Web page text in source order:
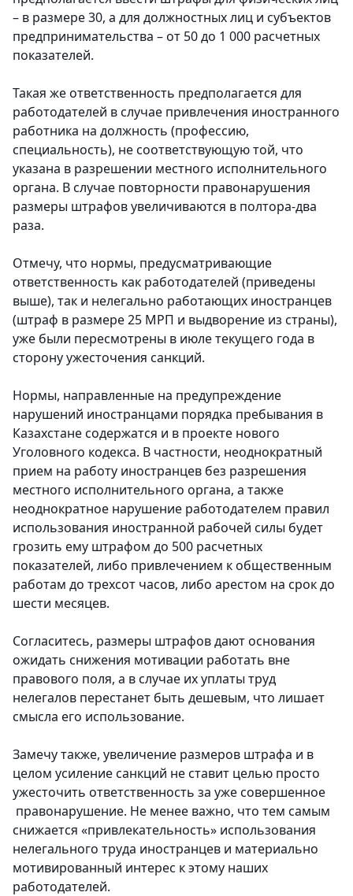
– в размере 30, а для должностных лиц и субъектов
предпринимательства – от 50 до 1 000 расчетных
показателей.
Такая же ответственность предполагается для
работодателей в случае привлечения иностранного
работника на должность (профессию,
специальность), не соответствующую той, что
указана в разрешении местного исполнительного
органа. В случае повторности правонарушения
размеры штрафов увеличиваются в полтора-два
раза.
Отмечу, что нормы, предусматривающие
ответственность как работодателей (приведены
выше), так и нелегально работающих иностранцев
(штраф в размере 25 МРП и выдворение из страны),
уже были пересмотрены в июле текущего года в
сторону ужесточения санкций.
Нормы, направленные на предупреждение
нарушений иностранцами порядка пребывания в
Казахстане содержатся и в проекте нового
Уголовного кодекса. В частности, неоднократный
прием на работу иностранцев без разрешения
местного исполнительного органа, а также
неоднократное нарушение работодателем правил
использования иностранной рабочей силы будет
грозить ему штрафом до 500 расчетных
показателей, либо привлечением к общественным
работам до трехсот часов, либо арестом на срок до
шести месяцев.
Согласитесь, размеры штрафов дают основания
ожидать снижения мотивации работать вне
правового поля, а в случае их уплаты труд
нелегалов перестанет быть дешевым, что лишает
смысла его использование.
Замечу также, увеличение размеров штрафа и в
целом усиление санкций не ставит целью просто
ужесточить ответственность за уже совершенное
правонарушение. Не менее важно, что тем самым
снижается «привлекательность» использования
нелегального труда иностранцев и материально
мотивированный интерес к этому наших
работодателей.